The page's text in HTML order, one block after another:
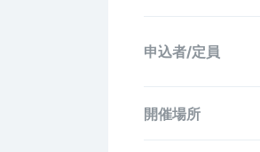
申込者/定員
開催場所